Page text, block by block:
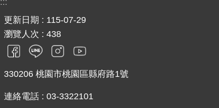
:::
更新日期
115-07-29
瀏覽人次
438
330206 桃園市桃園區縣府路1號
連絡電話 : 03-3322101